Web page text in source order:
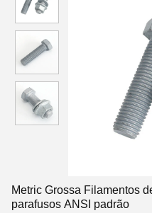
Metric Grossa Filamentos
parafusos ANSI padrão